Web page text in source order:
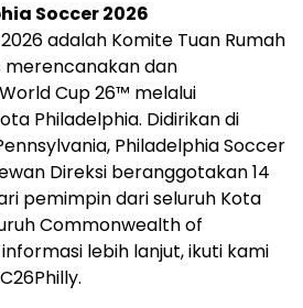
Soccer 2026
adalah Komite Tuan Rumah
merencanakan dan
Cup 26™ melalui
Philadelphia. Didirikan di
Philadelphia Soccer
Direksi beranggotakan 14
pemimpin dari seluruh Kota
Commonwealth of
lebih lanjut, ikuti kami